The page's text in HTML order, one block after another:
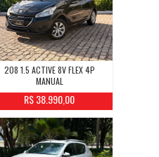
208 1.5 ACTIVE 8V FLEX 4P
MANUAL
R$ 38.990,00